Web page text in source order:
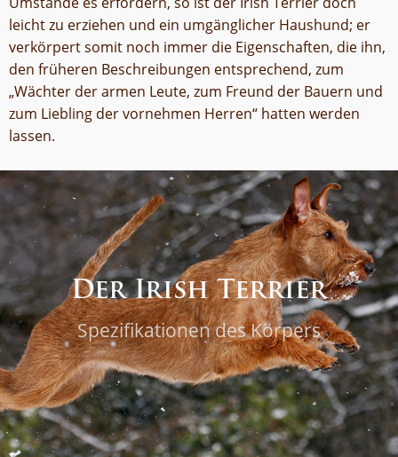
leicht zu erziehen und ein umgänglicher Haushund; er
verkörpert somit noch immer die Eigenschaften, die ihn,
den früheren Beschreibungen entsprechend, zum
„Wächter der armen Leute, zum Freund der Bauern und
zum Liebling der vornehmen Herren“ hatten werden
lassen.
Der Irish Terrier
Spezifikationen des Körpers